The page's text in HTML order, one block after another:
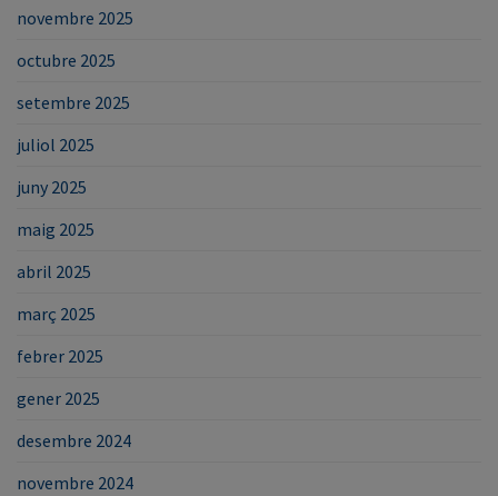
novembre 2025
octubre 2025
setembre 2025
juliol 2025
juny 2025
maig 2025
abril 2025
març 2025
febrer 2025
gener 2025
desembre 2024
novembre 2024